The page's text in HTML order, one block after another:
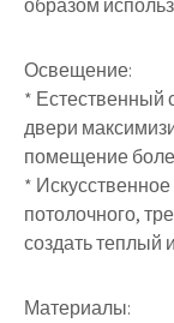
образом
Освещение:
* Естественный
двери
помещение
*
потолочного,
создать теплый
Материалы: